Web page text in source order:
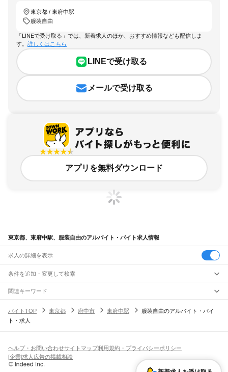
東京都 / 東府中駅
服装自由
「LINEで受け取る」では、新着求人のほか、おすすめ情報なども配信しま
す。 詳しくはこちら
LINEで受け取る
メールで受け取る
アプリを無料ダウンロード
東京都、東府中駅、服装自由のアルバイト・バイト求人情報
求人の詳細を表示
条件を追加・変更して検索
市区町村を追加・変更
東京都すべて
東京23区
江戸川区
八王子市立川市武蔵野市 昭島市調布市町田市小金井市
小平市日野市 狛江市 東大和市 清瀬市
駅を追加・変更
JR山手線
大崎駅五反田駅目黒駅恵比寿駅 代々木駅
高田馬場駅
田端駅 西日暮里駅
職種を追加・変更
飲食・フードサービスすべて
ホールスタッフキッチンスタッフ
パン屋（ベーカリー）
バー（BAR）・バーテンダー
人気
日払いOK高校生歓迎 髪型・髪色自由
雇用形態を追加・変更
関連キーワード
バイトTOP
東京都 府中市 東府中駅
服装自由のアルバイト・バイ
ト・求人
ヘルプ・お問い合わせサイトマップ利用規約・プライバシーポリシー
[企業]求人広告の掲載相談